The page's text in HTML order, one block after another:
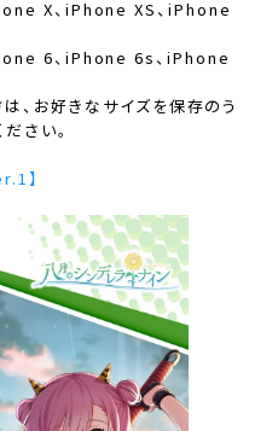
X、iPhone XS、iPhone
6、iPhone 6s、iPhone
お好きなサイズを保存のう
さい。
】